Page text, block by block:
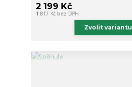
2 199 Kč
1 817 Kč bez DPH
Zvolit variantu